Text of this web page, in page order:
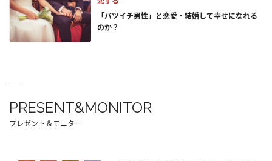
「バツイチ男性」と恋愛・結婚して幸せになれる
のか？
PRESENT&MONITOR
プレゼント＆モニター